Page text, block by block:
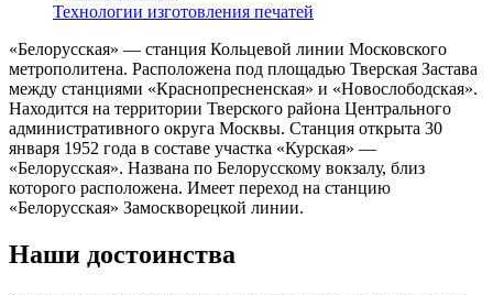
Технологии изготовления печатей
«Белорусская» — станция Кольцевой линии Московского
метрополитена. Расположена под площадью Тверская Застава
между станциями «Краснопресненская» и «Новослободская».
Находится на территории Тверского района Центрального
административного округа Москвы. Станция открыта 30
января 1952 года в составе участка «Курская» —
«Белорусская». Названа по Белорусскому вокзалу, близ
которого расположена. Имеет переход на станцию
«Белорусская» Замоскворецкой линии.
Наши достоинства